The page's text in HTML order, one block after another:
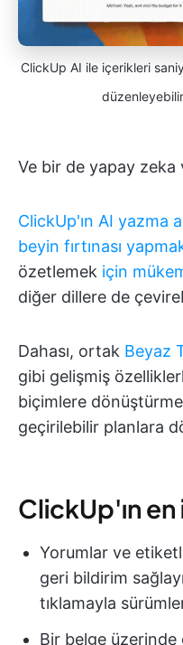
ClickUp AI ile içerikleri
Ve bir de yapay zeka
ClickUp'ın AI yazma
beyin fırtınası
özetlemek için
diğer dillere de
Dahası, ortak Beyaz
gibi gelişmiş
biçimlere
geçirilebilir planlara
ClickUp'ın
Yorumlar ve
geri bildirim
tıklamayla
Bir belge üzerinde